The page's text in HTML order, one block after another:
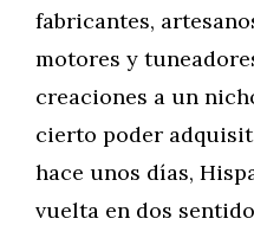
fabricantes,
motores y
creaciones a un
cierto poder
hace unos días,
vuelta en dos